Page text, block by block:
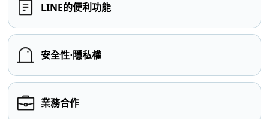
LINE的便利功能
安全性⋅隱私權
業務合作